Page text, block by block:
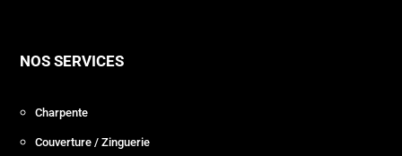
NOS SERVICES
Charpente
Couverture / Zinguerie